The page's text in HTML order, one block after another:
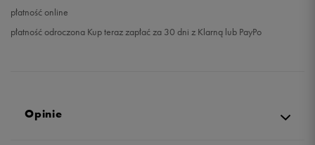
płatność online
płatność odroczona Kup teraz zapłać za 30 dni z Klarną lub PayPo
Opinie